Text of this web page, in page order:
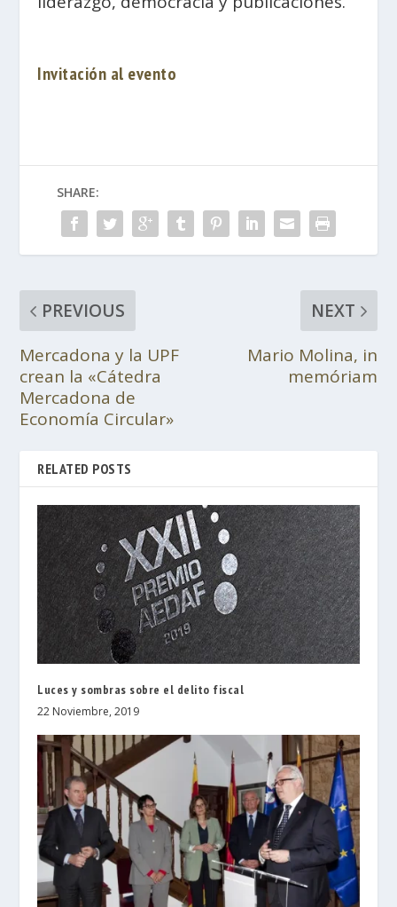
Invitación al evento
SHARE:
PREVIOUS
Mercadona y la UPF
crean la «Cátedra
Mercadona de
Economía Circular»
NEXT
Mario Molina, in
memóriam
RELATED POSTS
Luces y sombras sobre el delito fiscal
22 Noviembre, 2019